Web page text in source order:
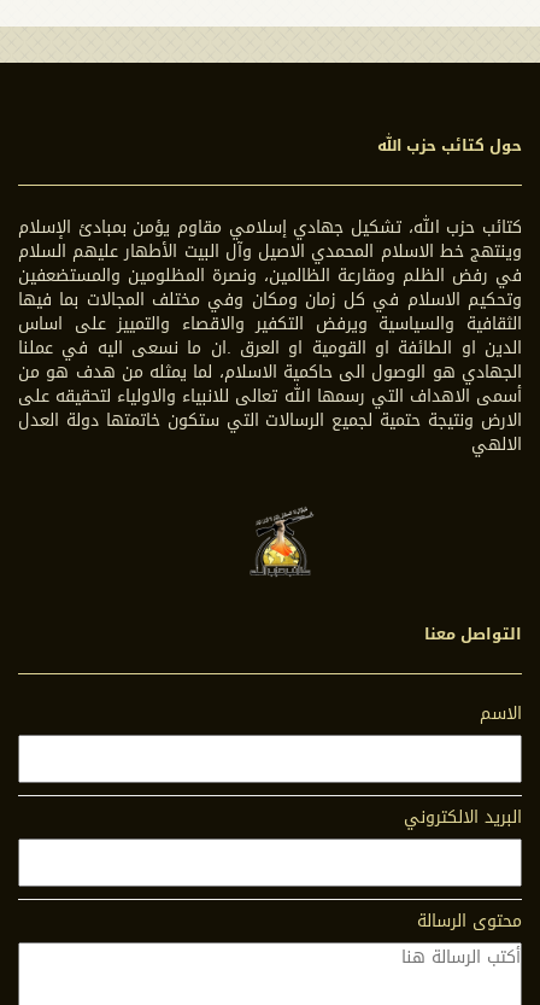
حول كتائب حزب الله
كتائب حزب الله، تشكيل جهادي إسلامي مقاوم يؤمن بمبادئ الإسلام
وينتهج خط الاسلام المحمدي الاصيل وآل البيت الأطهار عليهم السلام
في رفض الظلم ومقارعة الظالمين، ونصرة المظلومين والمستضعفين
وتحكيم الاسلام في كل زمان ومكان وفي مختلف المجالات بما فيها
الثقافية والسياسية ويرفض التكفير والاقصاء والتمييز على اساس
الدين او الطائفة او القومية او العرق .ان ما نسعى اليه في عملنا
الجهادي هو الوصول الى حاكمية الاسلام، لما يمثله من هدف هو من
أسمى الاهداف التي رسمها الله تعالى للانبياء والاولياء لتحقيقه على
الارض ونتيجة حتمية لجميع الرسالات التي ستكون خاتمتها دولة العدل
الالهي
التواصل معنا
الاسم
البريد الالكتروني
محتوى الرسالة